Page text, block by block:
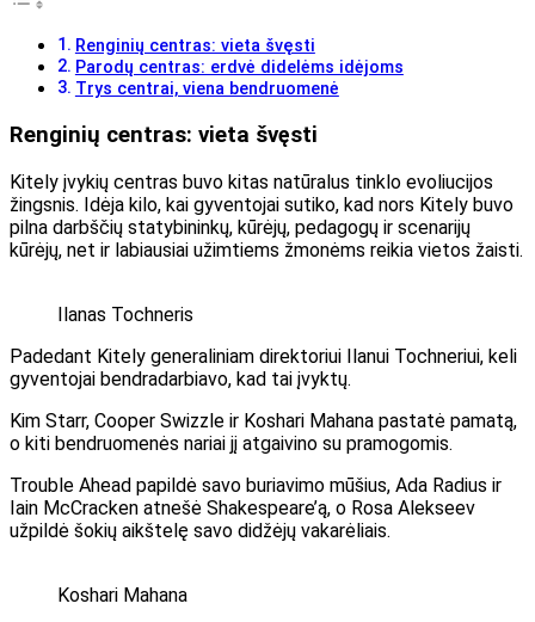
Renginių centras: vieta švęsti
Parodų centras: erdvė didelėms idėjoms
Trys centrai, viena bendruomenė
Renginių centras: vieta švęsti
Kitely įvykių centras buvo kitas natūralus tinklo evoliucijos
žingsnis. Idėja kilo, kai gyventojai sutiko, kad nors Kitely buvo
pilna darbščių statybininkų, kūrėjų, pedagogų ir scenarijų
kūrėjų, net ir labiausiai užimtiems žmonėms reikia vietos žaisti.
Ilanas Tochneris
Padedant Kitely generaliniam direktoriui Ilanui Tochneriui, keli
gyventojai bendradarbiavo, kad tai įvyktų.
Kim Starr, Cooper Swizzle ir Koshari Mahana pastatė pamatą,
o kiti bendruomenės nariai jį atgaivino su pramogomis.
Trouble Ahead papildė savo buriavimo mūšius, Ada Radius ir
Iain McCracken atnešė Shakespeare’ą, o Rosa Alekseev
užpildė šokių aikštelę savo didžėjų vakarėliais.
Koshari Mahana